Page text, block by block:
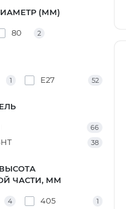
(ММ)
80 2
1 E27 52
66
38
ЧАСТИ, ММ
4 405 1